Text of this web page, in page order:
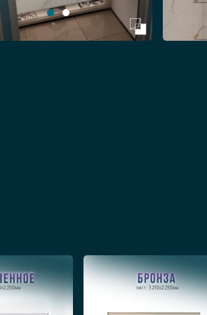
Гласс»
(посредством звонка
СПб, с точностью до